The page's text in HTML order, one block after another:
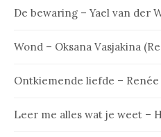
De bewaring – Yael van der
Wond – Oksana Vasjakina
Ontkiemende liefde –
Leer me alles wat je weet –